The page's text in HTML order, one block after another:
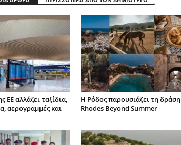
ΕΕ αλλάζει ταξίδια,
αερογραμμές και
Η Ρόδος παρουσιάζει τη δράση
Rhodes Beyond Summer